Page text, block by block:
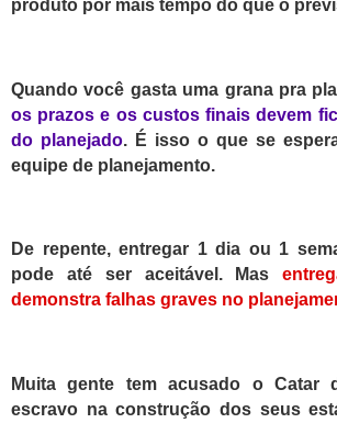
produto por mais tempo do que o
Quando você gasta uma grana pra
os prazos e os custosfinaisdevem
do planejado. É isso o que se
equipe de planejamento.
De repente, entregar 1 dia ou 1
pode até ser aceitável. Mas
demonstra falhas graves no
Muita gente tem acusado o Catar
escravo na construção dos seus